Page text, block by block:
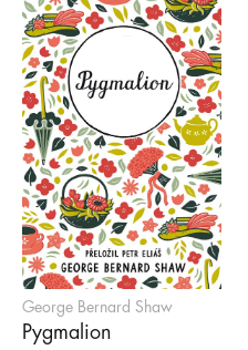
George Bernard Shaw
Pygmalion